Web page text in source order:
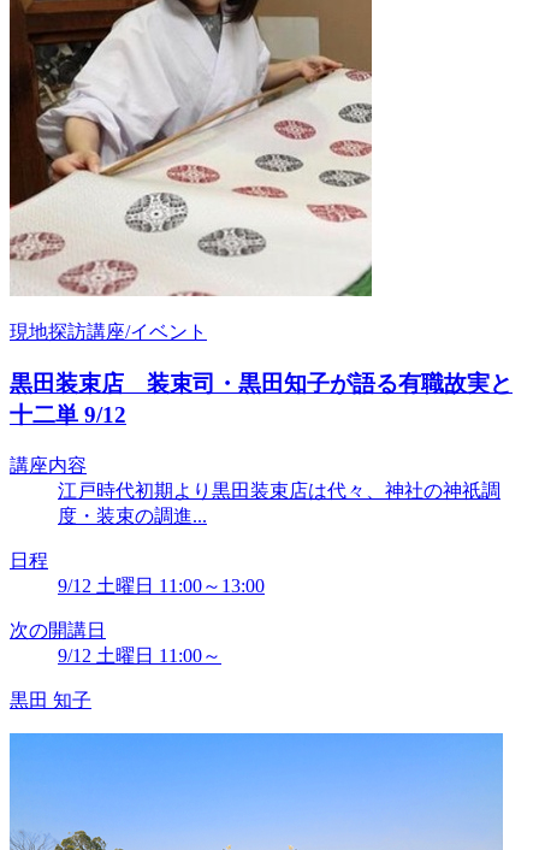
現地探訪講座/イベント
黒田装束店 装束司・黒田知子が語る有職故実と
十二単 9/12
講座内容
江戸時代初期より黒田装束店は代々、神社の神祇調
度・装束の調進...
日程
9/12 土曜日 11:00～13:00
次の開講日
9/12 土曜日 11:00～
黒田 知子